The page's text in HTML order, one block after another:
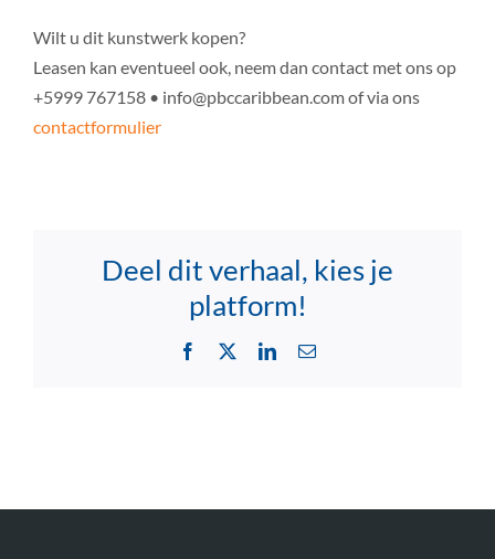
Wilt u dit kunstwerk kopen?
Leasen kan eventueel ook, neem dan contact met ons op
+5999 767158 • info@pbccaribbean.com of via ons
contactformulier
Deel dit verhaal, kies je
platform!
Facebook LinkedInEmail